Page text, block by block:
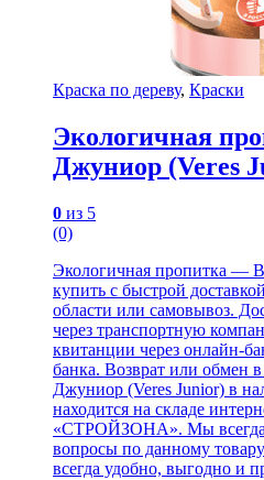
Краска по дереву, Краски
Экологичная
Джуниор (Veres
0 из 5
(0)
Экологичная пропитка —
купить с быстрой
области или самовывоз.
через транспортную
квитанции через онлайн-
банка. Возврат или обмен
Джуниор (Veres Junior) в
находится на складе
«СТРОЙЗОНА». Мы всегда
вопросы по данному
всегда удобно, выгодно и